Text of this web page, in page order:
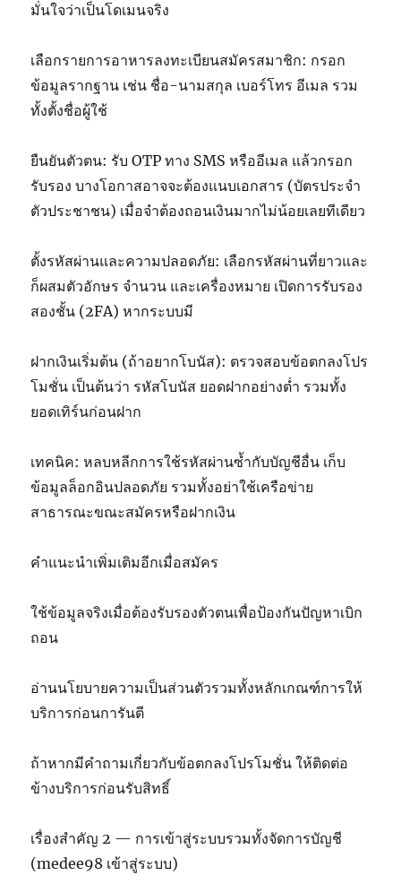
มั่นใจว่าเป็นโดเมนจริง
เลือกรายการอาหารลงทะเบียนสมัครสมาชิก: กรอก
ข้อมูลรากฐาน เช่น ชื่อ-นามสกุล เบอร์โทร อีเมล รวม
ทั้งตั้งชื่อผู้ใช้
ยืนยันตัวตน: รับ OTP ทาง SMS หรืออีเมล แล้วกรอก
รับรอง บางโอกาสอาจจะต้องแนบเอกสาร (บัตรประจำ
ตัวประชาชน) เมื่อจำต้องถอนเงินมากไม่น้อยเลยทีเดียว
ตั้งรหัสผ่านและความปลอดภัย: เลือกรหัสผ่านที่ยาวและ
ก็ผสมตัวอักษร จำนวน และเครื่องหมาย เปิดการรับรอง
สองชั้น (2FA) หากระบบมี
ฝากเงินเริ่มต้น (ถ้าอยากโบนัส): ตรวจสอบข้อตกลงโปร
โมชั่น เป็นต้นว่า รหัสโบนัส ยอดฝากอย่างต่ำ รวมทั้ง
ยอดเทิร์นก่อนฝาก
เทคนิค: หลบหลีกการใช้รหัสผ่านซ้ำกับบัญชีอื่น เก็บ
ข้อมูลล็อกอินปลอดภัย รวมทั้งอย่าใช้เครือข่าย
สาธารณะขณะสมัครหรือฝากเงิน
คำแนะนำเพิ่มเติมอีกเมื่อสมัคร
ใช้ข้อมูลจริงเมื่อต้องรับรองตัวตนเพื่อป้องกันปัญหาเบิก
ถอน
อ่านนโยบายความเป็นส่วนตัวรวมทั้งหลักเกณฑ์การให้
บริการก่อนการันตี
ถ้าหากมีคำถามเกี่ยวกับข้อตกลงโปรโมชั่น ให้ติดต่อ
ข้างบริการก่อนรับสิทธิ์
เรื่องสำคัญ 2 — การเข้าสู่ระบบรวมทั้งจัดการบัญชี
(medee98 เข้าสู่ระบบ)